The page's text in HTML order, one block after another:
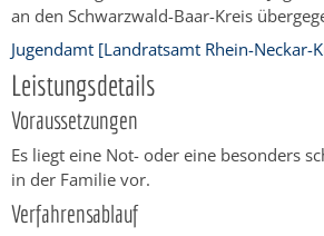
an den Schwarzwald-Baar-Kreis
Jugendamt [Landratsamt Rhein-Neckar-
Leistungsdetails
Voraussetzungen
Es liegt eine Not- oder eine besonders
in der Familie vor.
Verfahrensablauf